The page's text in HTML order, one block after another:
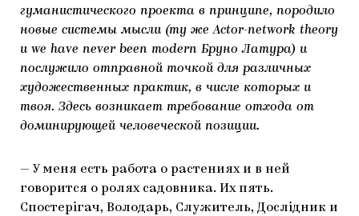
гуманистического проекта в принципе, породило
новые системы мысли (ту же Actor-network theory
и we have never been modern Бруно Латура) и
послужило отправной точкой для различных
художественных практик, в числе которых и
твоя. Здесь возникает требование отхода от
доминирующей человеческой позиции.
— У меня есть работа о растениях и в ней
говорится о ролях садовника. Их пять.
Спостерігач, Володарь, Служитель, Дослідник и